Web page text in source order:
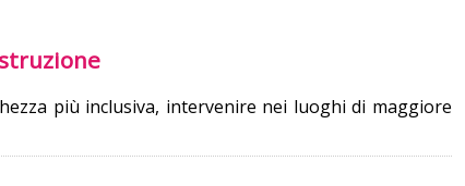
più inclusiva, intervenire nei luoghi di maggiore